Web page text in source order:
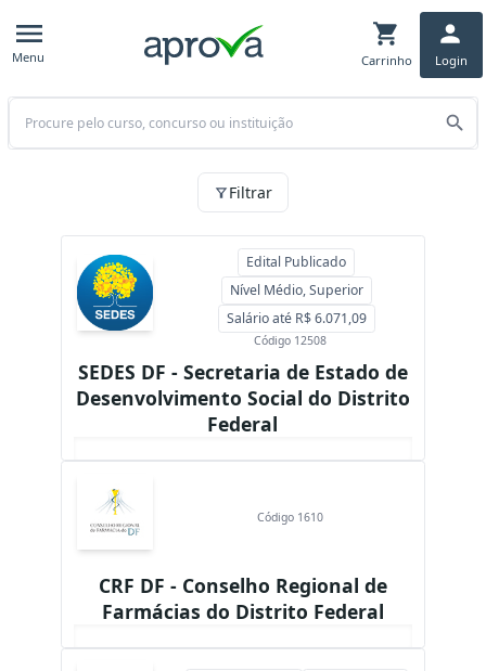
Menu Carrinho Login
Buscar
Essas são as oportunidades de preparatórios para df, Estado SC
Filtrar
Edital Publicado
Nível Médio, Superior
Salário até R$ 6.071,09
Código 12508
SEDES DF - Secretaria de Estado de
Desenvolvimento Social do Distrito
Federal
Código 1610
CRF DF - Conselho Regional de
Farmácias do Distrito Federal